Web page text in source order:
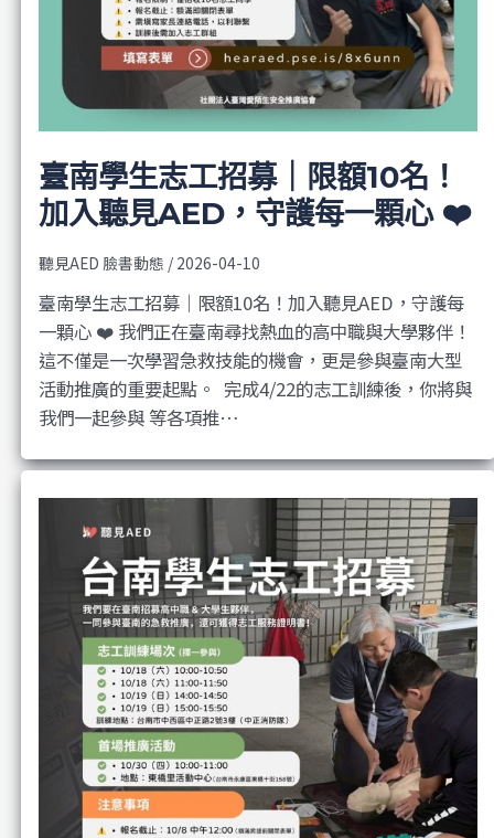
臺南學生志工招募｜限額10名！
加入聽見AED，守護每一顆心 ❤️
聽見AED 臉書動態 / 2026-04-10
臺南學生志工招募｜限額10名！加入聽見AED，守護每
一顆心 ❤️ 我們正在臺南尋找熱血的高中職與大學夥伴！
這不僅是一次學習急救技能的機會，更是參與臺南大型
活動推廣的重要起點。 ​ 完成4/22的志工訓練後，你將與
我們一起參與 等各項推…